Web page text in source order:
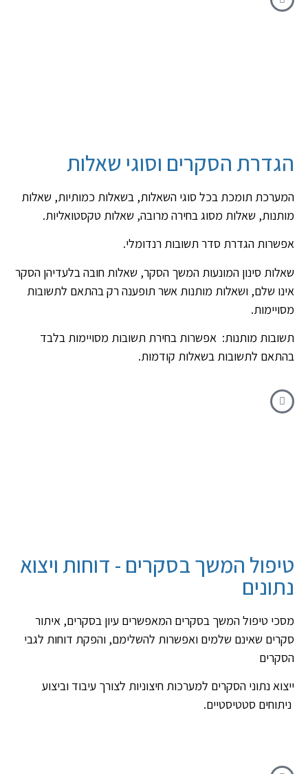
הגדרת הסקרים וסוגי שאלות
המערכת תומכת בכל סוגי השאלות, בשאלות כמותיות, שאלות
מותנות, שאלות מסוג בחירה מרובה, שאלות טקסטואליות.
אפשרות הגדרת סדר תשובות רנדומלי.
שאלות סינון המונעות המשך הסקר, שאלות חובה בלעדיהן הסקר
אינו שלם, ושאלות מותנות אשר תופענה רק בהתאם לתשובות
מסויימות.
תשובות מותנות: אפשרות בחירת תשובות מסויימות בלבד
בהתאם לתשובות בשאלות קודמות.
טיפול המשך בסקרים - דוחות ויצוא
נתונים
מסכי טיפול המשך בסקרים המאפשרים עיון בסקרים, איתור
סקרים שאינם שלמים ואפשרות להשלימם, והפקת דוחות לגבי
הסקרים
ייצוא נתוני הסקרים למערכות חיצוניות לצורך עיבוד וביצוע
ניתוחים סטטיסטיים.